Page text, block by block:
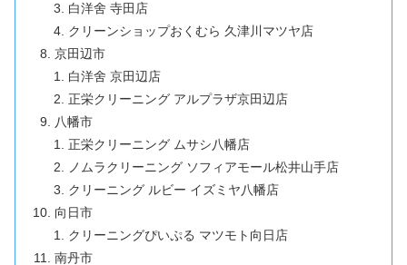
白洋舍 寺田店
クリーンショップおくむら 久津川マツヤ店
京田辺市
白洋舍 京田辺店
正栄クリーニング アルプラザ京田辺店
八幡市
正栄クリーニング ムサシ八幡店
ノムラクリーニング ソフィアモール松井山手店
クリーニング ルビー イズミヤ八幡店
向日市
クリーニングぴいぷる マツモト向日店
南丹市